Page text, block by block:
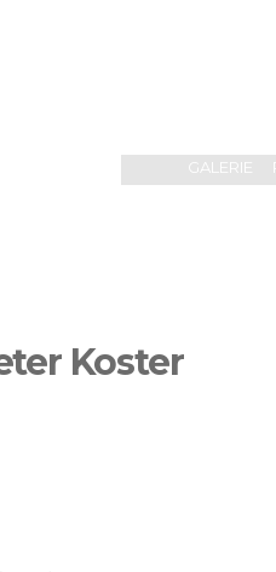
GALERIE
Koster